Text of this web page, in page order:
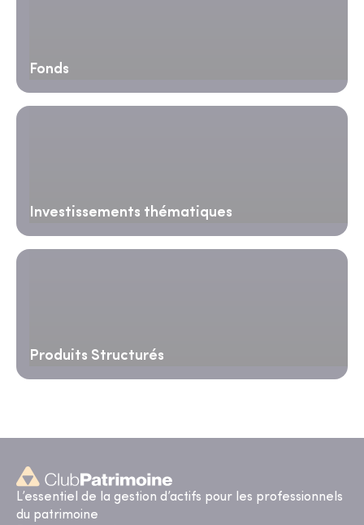
Fonds
Investissements thématiques
Produits Structurés
L’essentiel de la gestion d’actifs pour les professionnels
du patrimoine